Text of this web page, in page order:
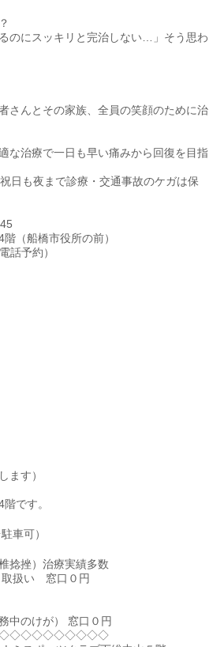
のにスッキリと完治しない…」そう思わ
さんとその家族、全員の笑顔のために治
な治療で一日も早い痛みから回復を目指
日も夜まで診療・交通事故のケガは保
（船橋市役所の前）
話予約）
ます）
です。
車可）
捻挫）治療実績多数
扱い 窓口０円
中のけが） 窓口０円